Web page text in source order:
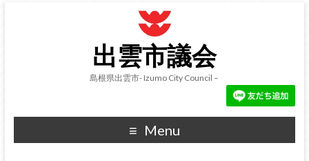
出雲市議会
島根県出雲市- Izumo City Council –
Menu